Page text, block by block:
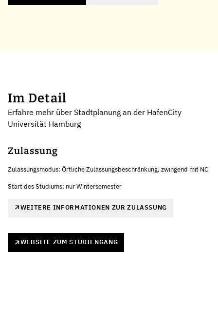
Im Detail
Erfahre mehr über Stadtplanung an der HafenCity
Universität Hamburg
Zulassung
Zulassungsmodus: Örtliche Zulassungsbeschränkung, zwingend mit NC
Start des Studiums: nur Wintersemester
WEITERE INFORMATIONEN ZUR ZULASSUNG
WEBSITE ZUM STUDIENGANG